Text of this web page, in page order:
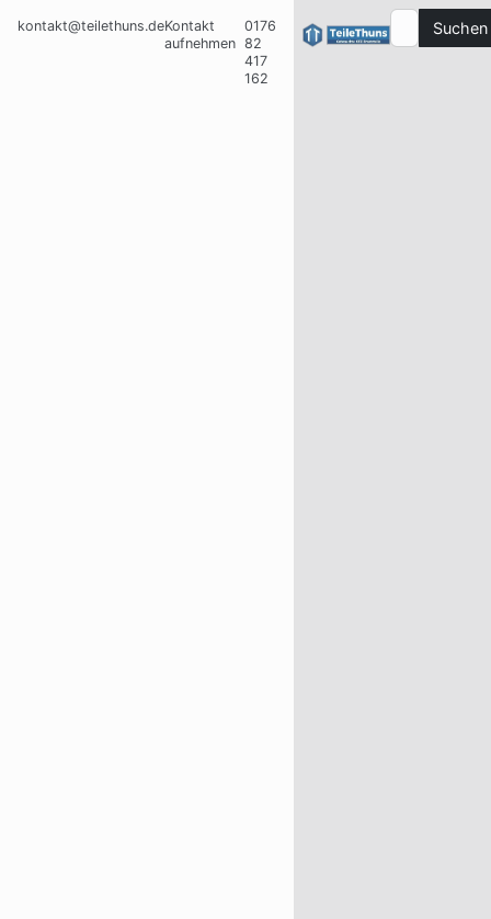
kontakt@teilethuns.deKontakt
aufnehmen
0176
82
417
162
Suchen